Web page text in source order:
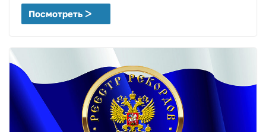
Посмотреть ᐳ